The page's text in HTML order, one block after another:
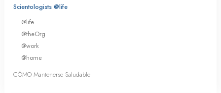
Scientologists @life
@life
@theOrg
@work
@home
CÓMO Mantenerse Saludable